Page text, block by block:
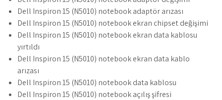
Dell Inspiron 15 (N5010) notebook adaptör arızası
Dell Inspiron 15 (N5010) notebook ekran chipset değişimi
Dell Inspiron 15 (N5010) notebook ekran data kablosu
yırtıldı
Dell Inspiron 15 (N5010) notebook ekran data kablo
arızası
Dell Inspiron 15 (N5010) notebook data kablosu
Dell Inspiron 15 (N5010) notebook açılış şifresi